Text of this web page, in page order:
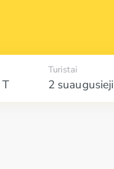
T 2 suaugusieji
Turistai